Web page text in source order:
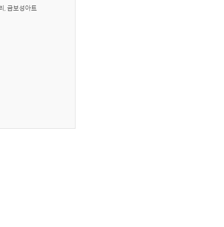
, 금보성아트